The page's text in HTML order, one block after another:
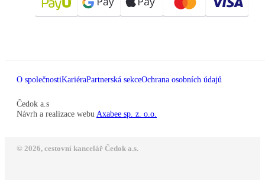
O společnostiKariéraPartnerská sekceOchrana osobních údajů
Čedok a.s
Návrh a realizace webu Axabee sp. z. o.o.
© 2026, cestovní kancelář Čedok a.s.